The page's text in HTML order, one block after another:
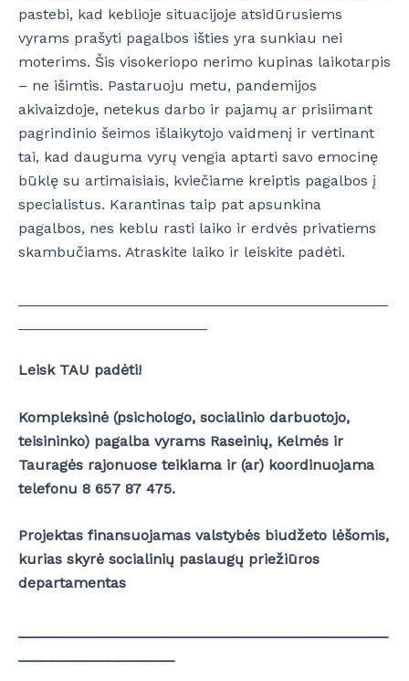
pastebi, kad keblioje situacijoje atsidūrusiems
vyrams prašyti pagalbos išties yra sunkiau nei
moterims. Šis visokeriopo nerimo kupinas laikotarpis
– ne išimtis. Pastaruoju metu, pandemijos
akivaizdoje, netekus darbo ir pajamų ar prisiimant
pagrindinio šeimos išlaikytojo vaidmenį ir vertinant
tai, kad dauguma vyrų vengia aptarti savo emocinę
būklę su artimaisiais, kviečiame kreiptis pagalbos į
specialistus. Karantinas taip pat apsunkina
pagalbos, nes keblu rasti laiko ir erdvės privatiems
skambučiams. Atraskite laiko ir leiskite padėti.
Leisk TAU padėti!
Kompleksinė (psichologo, socialinio darbuotojo,
teisininko) pagalba vyrams Raseinių, Kelmės ir
Tauragės rajonuose teikiama ir (ar) koordinuojama
telefonu 8 657 87 475.
Projektas finansuojamas valstybės biudžeto lėšomis,
kurias skyrė socialinių paslaugų priežiūros
departamentas